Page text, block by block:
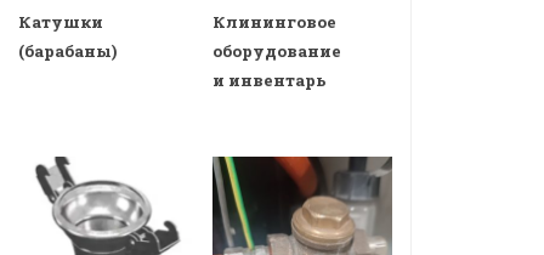
Катушки
(барабаны)
Клининговое
оборудование
и инвентарь